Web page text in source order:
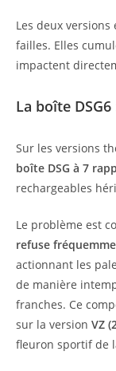
Les deux
failles. Elles
impactent
La boîte
Sur les versions
boîte DSG à 7
rechargeables
Le problème est
refuse
actionnant les
de manière
franches. Ce
sur la version VZ
fleuron sportif de